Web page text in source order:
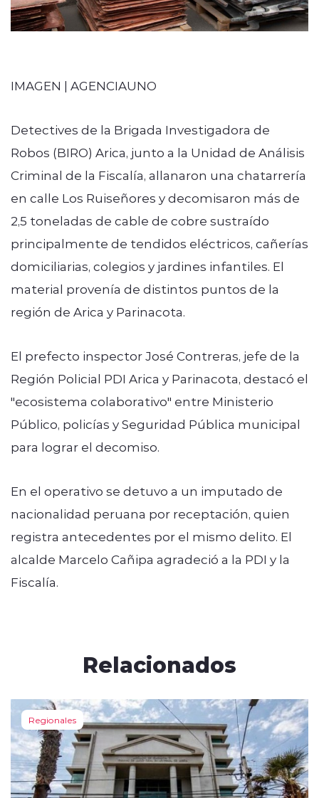
IMAGEN | AGENCIAUNO
Detectives de la Brigada Investigadora de
Robos (BIRO) Arica, junto a la Unidad de Análisis
Criminal de la Fiscalía, allanaron una chatarrería
en calle Los Ruiseñores y decomisaron más de
2,5 toneladas de cable de cobre sustraído
principalmente de tendidos eléctricos, cañerías
domiciliarias, colegios y jardines infantiles. El
material provenía de distintos puntos de la
región de Arica y Parinacota.
El prefecto inspector José Contreras, jefe de la
Región Policial PDI Arica y Parinacota, destacó el
"ecosistema colaborativo" entre Ministerio
Público, policías y Seguridad Pública municipal
para lograr el decomiso.
En el operativo se detuvo a un imputado de
nacionalidad peruana por receptación, quien
registra antecedentes por el mismo delito. El
alcalde Marcelo Cañipa agradeció a la PDI y la
Fiscalía.
Relacionados
Regionales